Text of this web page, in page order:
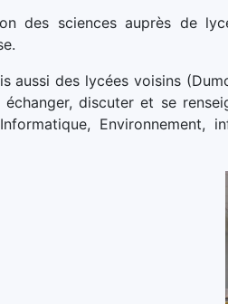
des sciences auprès de
aussi des lycées voisins
discuter et se
Environnement,